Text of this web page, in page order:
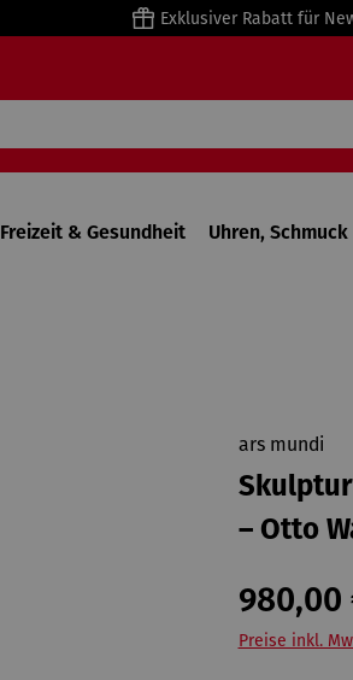
Exklusiver Rabatt für
Freizeit & Gesundheit Uhren,
ars mundi
– Otto
980,00
Preise inkl.